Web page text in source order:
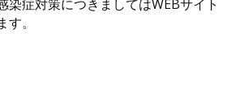
染症対策につきましてはWEBサイト
。